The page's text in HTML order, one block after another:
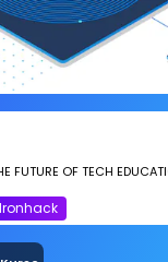
FUTURE OF TECH